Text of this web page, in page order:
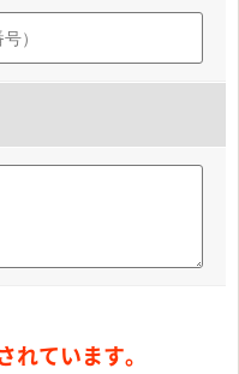
ています。